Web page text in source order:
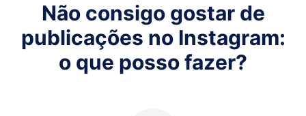
Não consigo gostar de
publicações no Instagram:
o que posso fazer?